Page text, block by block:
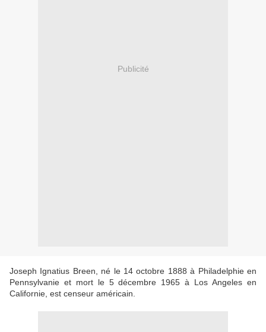
Publicité
Joseph Ignatius Breen, né le 14 octobre 1888 à Philadelphie en
Pennsylvanie et mort le 5 décembre 1965 à Los Angeles en
Californie, est censeur américain.